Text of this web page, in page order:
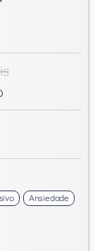
Ansiedade